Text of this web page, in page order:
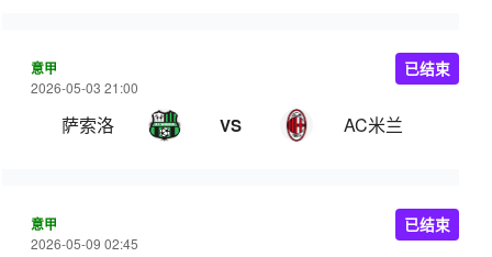
意甲
2026-05-03 21:00
萨索洛 VS AC米兰
已结束
意甲
2026-05-09 02:45
已结束